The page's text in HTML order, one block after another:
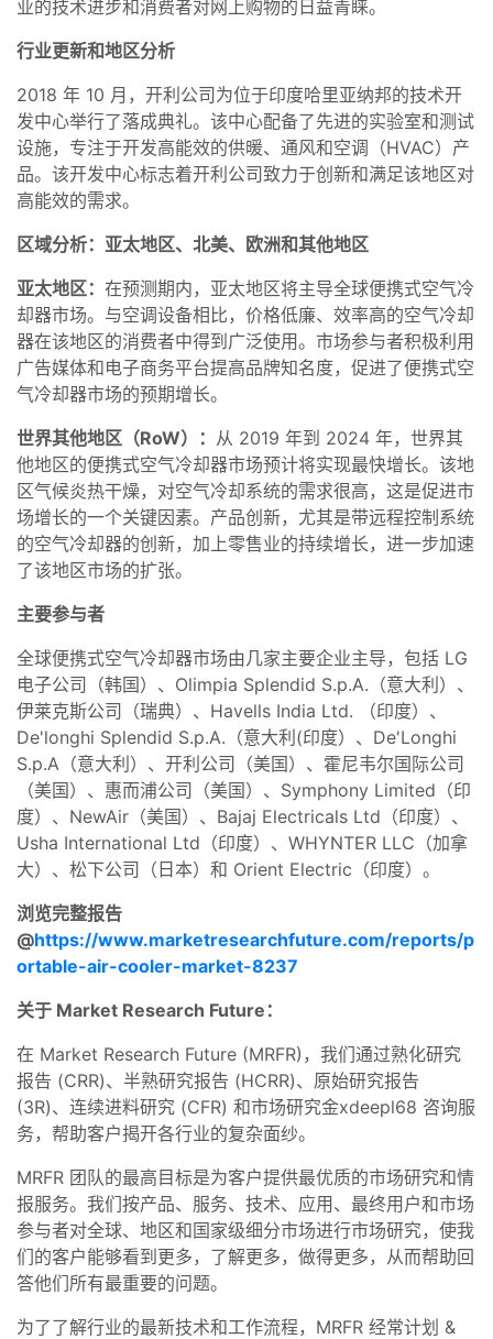
业的技术进步和消费者对网上购物的日益青睐。
行业更新和地区分析
2018 年 10 月，开利公司为位于印度哈里亚纳邦的技术开
发中心举行了落成典礼。该中心配备了先进的实验室和测试
设施，专注于开发高能效的供暖、通风和空调（HVAC）产
品。该开发中心标志着开利公司致力于创新和满足该地区对
高能效的需求。
区域分析：亚太地区、北美、欧洲和其他地区
亚太地区： 在预测期内，亚太地区将主导全球便携式空气冷
却器市场。与空调设备相比，价格低廉、效率高的空气冷却
器在该地区的消费者中得到广泛使用。市场参与者积极利用
广告媒体和电子商务平台提高品牌知名度，促进了便携式空
气冷却器市场的预期增长。
世界其他地区（RoW）： 从 2019 年到 2024 年，世界其
他地区的便携式空气冷却器市场预计将实现最快增长。该地
区气候炎热干燥，对空气冷却系统的需求很高，这是促进市
场增长的一个关键因素。产品创新，尤其是带远程控制系统
的空气冷却器的创新，加上零售业的持续增长，进一步加速
了该地区市场的扩张。
主要参与者
全球便携式空气冷却器市场由几家主要企业主导，包括 LG
电子公司（韩国）、Olimpia Splendid S.p.A.（意大利）、
伊莱克斯公司（瑞典）、Havells India Ltd. （印度）、
De'longhi Splendid S.p.A.（意大利(印度）、De'Longhi
S.p.A（意大利）、开利公司（美国）、霍尼韦尔国际公司
（美国）、惠而浦公司（美国）、Symphony Limited（印
度）、NewAir（美国）、Bajaj Electricals Ltd（印度）、
Usha International Ltd（印度）、WHYNTER LLC（加拿
大）、松下公司（日本）和 Orient Electric（印度）。
浏览完整报告
@https://www.marketresearchfuture.com/reports/p
ortable-air-cooler-market-8237
关于 Market Research Future：
在 Market Research Future (MRFR)，我们通过熟化研究
报告 (CRR)、半熟研究报告 (HCRR)、原始研究报告
(3R)、连续进料研究 (CFR) 和市场研究金xdeepl68 咨询服
务，帮助客户揭开各行业的复杂面纱。
MRFR 团队的最高目标是为客户提供最优质的市场研究和情
报服务。我们按产品、服务、技术、应用、最终用户和市场
参与者对全球、地区和国家级细分市场进行市场研究，使我
们的客户能够看到更多，了解更多，做得更多，从而帮助回
答他们所有最重要的问题。
为了了解行业的最新技术和工作流程，MRFR 经常计划 &